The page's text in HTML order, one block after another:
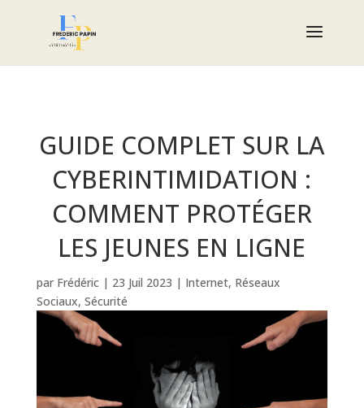
GUIDE COMPLET SUR LA
CYBERINTIMIDATION :
COMMENT PROTÉGER
LES JEUNES EN LIGNE
par Frédéric| 23 Juil 2023 | Internet, Réseaux
Sociaux, Sécurité